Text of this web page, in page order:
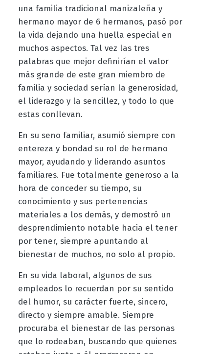
una familia tradicional manizaleña y
hermano mayor de 6 hermanos, pasó por
la vida dejando una huella especial en
muchos aspectos. Tal vez las tres
palabras que mejor definirían el valor
más grande de este gran miembro de
familia y sociedad serían la generosidad,
el liderazgo y la sencillez, y todo lo que
estas conllevan.
En su seno familiar, asumió siempre con
entereza y bondad su rol de hermano
mayor, ayudando y liderando asuntos
familiares. Fue totalmente generoso a la
hora de conceder su tiempo, su
conocimiento y sus pertenencias
materiales a los demás, y demostró un
desprendimiento notable hacia el tener
por tener, siempre apuntando al
bienestar de muchos, no solo al propio.
En su vida laboral, algunos de sus
empleados lo recuerdan por su sentido
del humor, su carácter fuerte, sincero,
directo y siempre amable. Siempre
procuraba el bienestar de las personas
que lo rodeaban, buscando que quienes